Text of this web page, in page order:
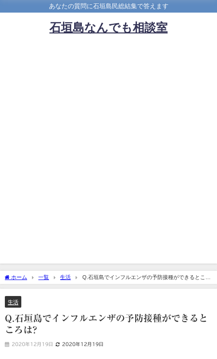
あなたの質問に石垣島民総結集で答えます
石垣島なんでも相談室
ホーム 一覧 生活
Q.石垣島でインフルエンザの予防接種ができるところ
は?
生活
Q.石垣島でインフルエンザの予防接種ができると
ころは?
2020年12月19日 2020年12月19日